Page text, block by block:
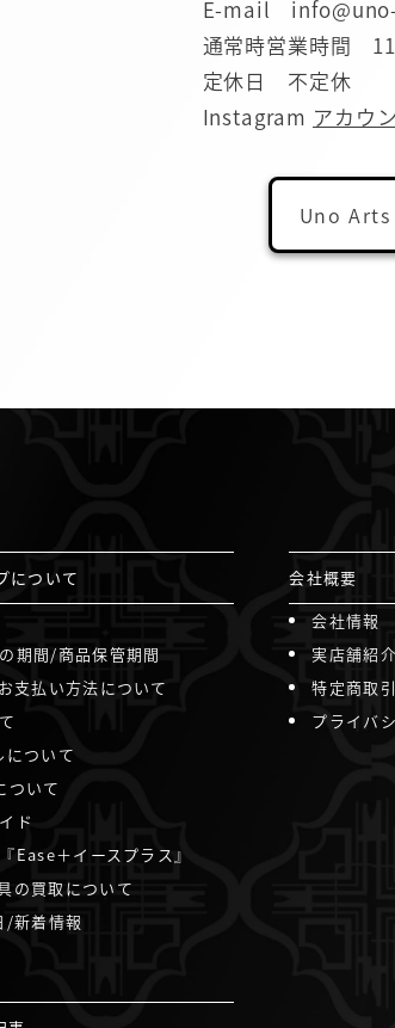
E-mail
通常時営業時間
定休日 不定休
Instagram アカウ
Uno
について
期間/商品保管期間
支払い方法について
ついて
ついて
ド
Ease＋イースプラス』
の買取について
/新着情報
会社概要
会社情報
実店舗紹
特定商取
プライバ